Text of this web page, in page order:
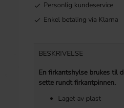
Personlig kundeservice
Enkel betaling via Klarna
BESKRIVELSE
En firkantshylse brukes til
sette rundt firkantpinnen.
Laget av plast